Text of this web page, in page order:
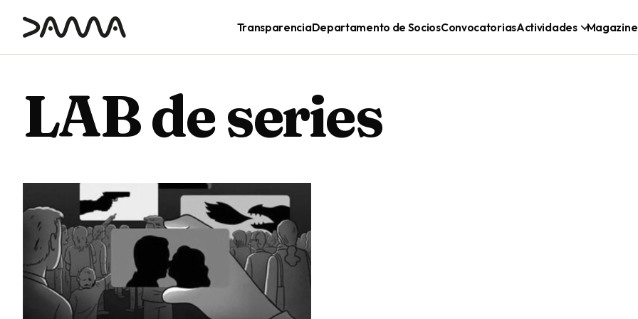
TransparenciaDepartamento de SociosConvocatoriasActividades Magazine
LAB de series